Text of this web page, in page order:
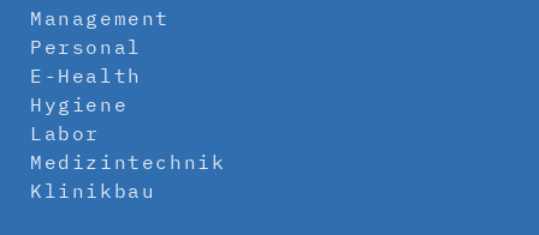
Management
Personal
E-Health
Hygiene
Labor
Medizintechnik
Klinikbau